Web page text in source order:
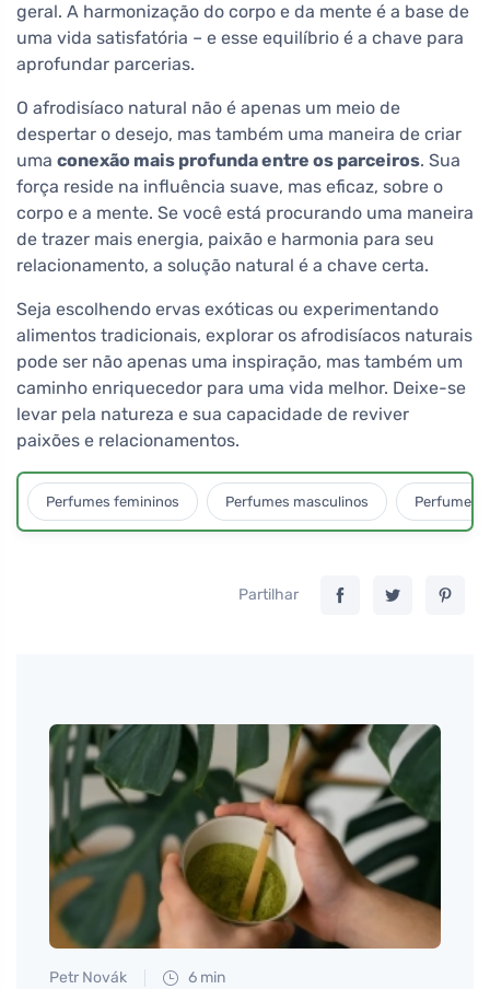
geral. A harmonização do corpo e da mente é a base de
uma vida satisfatória – e esse equilíbrio é a chave para
aprofundar parcerias.
O afrodisíaco natural não é apenas um meio de
despertar o desejo, mas também uma maneira de criar
uma conexão mais profunda entre os parceiros. Sua
força reside na influência suave, mas eficaz, sobre o
corpo e a mente. Se você está procurando uma maneira
de trazer mais energia, paixão e harmonia para seu
relacionamento, a solução natural é a chave certa.
Seja escolhendo ervas exóticas ou experimentando
alimentos tradicionais, explorar os afrodisíacos naturais
pode ser não apenas uma inspiração, mas também um
caminho enriquecedor para uma vida melhor. Deixe-se
levar pela natureza e sua capacidade de reviver
paixões e relacionamentos.
Perfumes femininos Perfumes masculinos Perfumes
Partilhar
Petr Novák 6 min